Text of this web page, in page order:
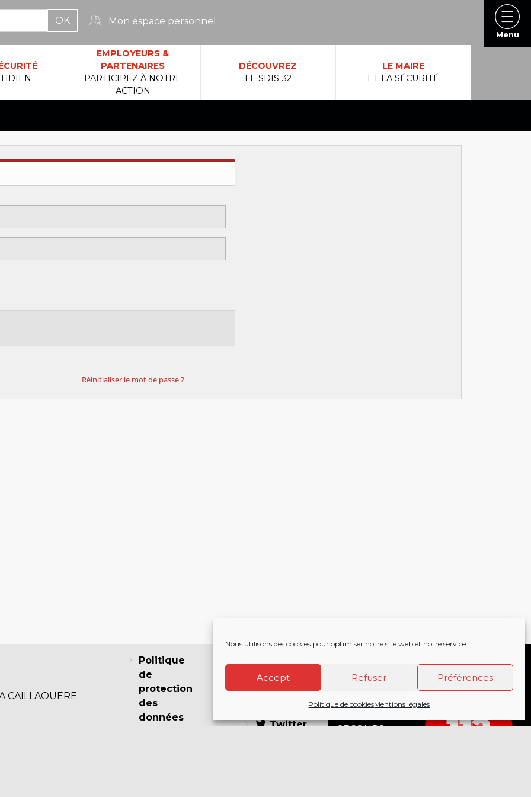
Nous utilisons des cookies pour optimiser notre site web et notre service.
Accept Refuser Préférences
Politique de cookiesMentions légales
Mon espace personnel
EMPLOYEURS &
PARTENAIRES
PARTICIPEZ À NOTRE
ACTION
DÉCOUVREZ
LE SDIS 32
LE MAIRE
ET LA SÉCURITÉ
Réinitialiser le mot de passe ?
CAILLAOUERE
Politique
de
protection
des
données
Twitter
SECOURS
18
112
Menu